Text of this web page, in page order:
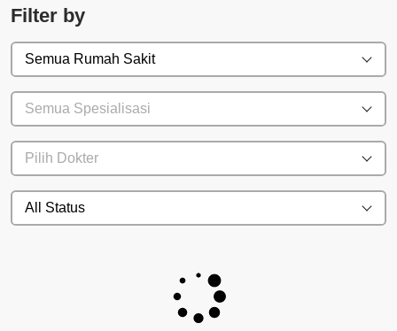
Filter by
Semua Rumah Sakit
Semua Spesialisasi
Pilih Dokter
All Status